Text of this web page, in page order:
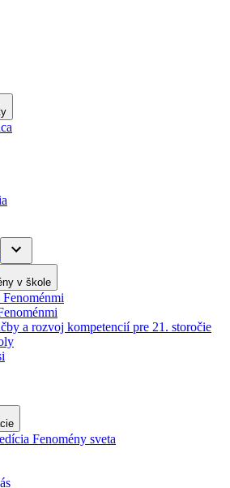
v škole
a rozvoj kompetencií pre 21. storočie
Fenomény sveta